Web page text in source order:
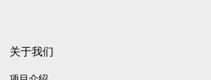
关于我们